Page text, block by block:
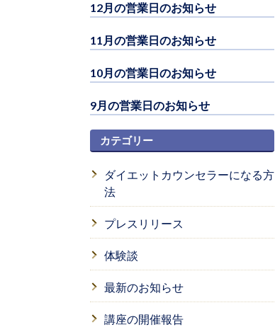
12月の営業日のお知らせ
11月の営業日のお知らせ
10月の営業日のお知らせ
9月の営業日のお知らせ
カテゴリー
ダイエットカウンセラーになる方
法
プレスリリース
体験談
最新のお知らせ
講座の開催報告